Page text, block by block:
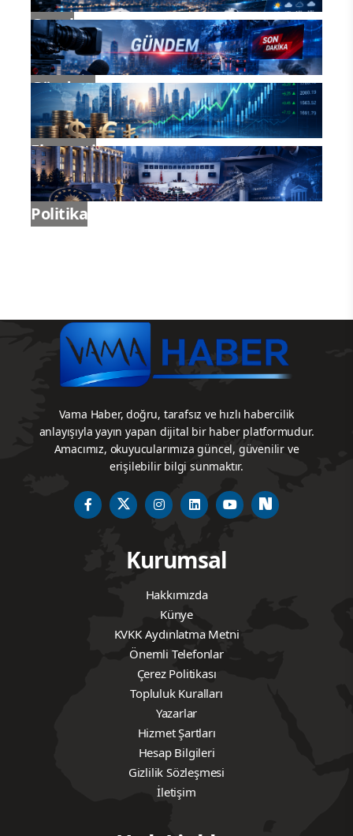
Genel
Gündem
Ekonomi
Politika
Vama Haber, doğru, tarafsız ve hızlı habercilik
anlayışıyla yayın yapan dijital bir haber platformudur.
Amacımız, okuyucularımıza güncel, güvenilir ve
erişilebilir bilgi sunmaktır.
Kurumsal
Hakkımızda
Künye
KVKK Aydınlatma Metni
Önemli Telefonlar
Çerez Politikası
Topluluk Kuralları
Yazarlar
Hizmet Şartları
Hesap Bilgileri
Gizlilik Sözleşmesi
İletişim